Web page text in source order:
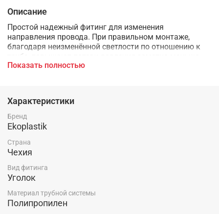
Описание
Простой надежный фитинг для изменения
направления провода. При правильном монтаже,
благодаря неизменённой светлости по отношению к
трубе, повышают потери давления заметно меньше,
чем колена в других системах трубопроводов.
Показать полностью
Характеристики
Бренд
Ekoplastik
Страна
Чехия
Вид фитинга
Уголок
Материал трубной системы
Полипропилен